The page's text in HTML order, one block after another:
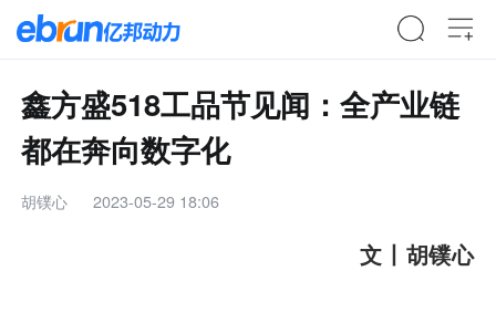
鑫方盛518工品节见闻：全产业链
都在奔向数字化
胡镤心 2023-05-29 18:06
文丨胡镤心